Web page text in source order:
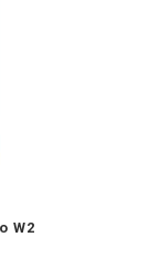
W2